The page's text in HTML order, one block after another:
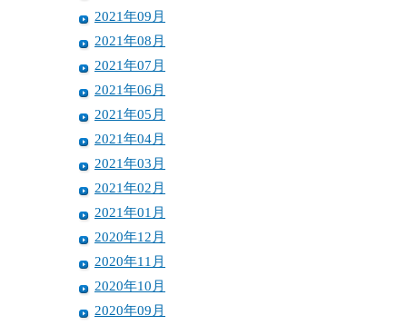
2021年09月
2021年08月
2021年07月
2021年06月
2021年05月
2021年04月
2021年03月
2021年02月
2021年01月
2020年12月
2020年11月
2020年10月
2020年09月